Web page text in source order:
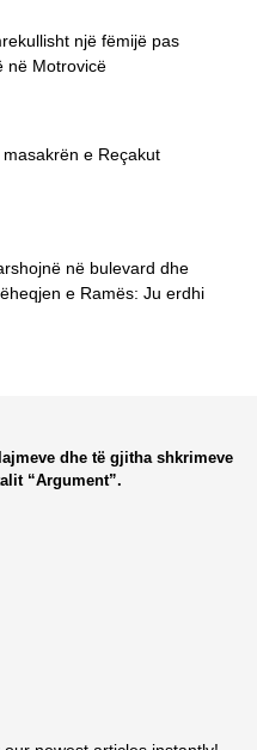
një fëmijë pas
në Motrovicë
e Reçakut
në bulevard dhe
e Ramës: Ju erdhi
“Argument”.